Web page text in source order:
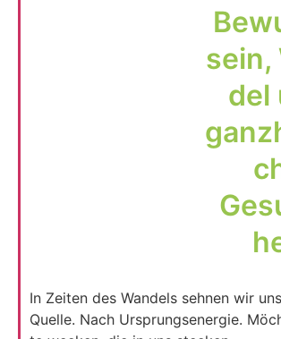
del
In Zei­ten des Wan­dels seh­nen wir
Quel­le. Nach Ursprungs­en­er­gie.